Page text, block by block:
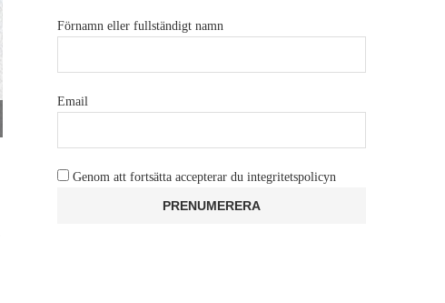
Förnamn eller fullständigt namn
Email
Genom att fortsätta accepterar du integritetspolicyn